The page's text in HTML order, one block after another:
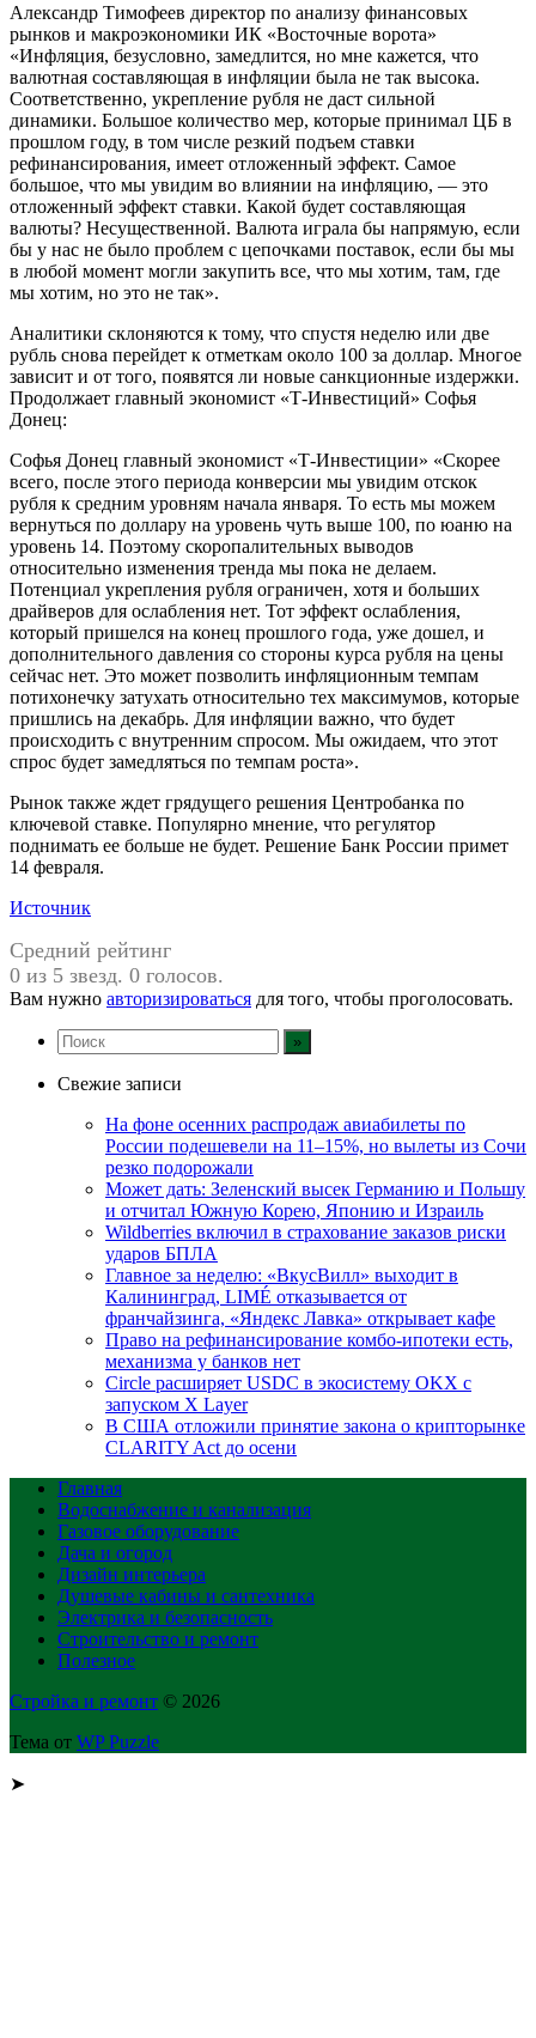
Александр Тимофеев директор по анализу финансовых
рынков и макроэкономики ИК «Восточные ворота»
«Инфляция, безусловно, замедлится, но мне кажется, что
валютная составляющая в инфляции была не так высока.
Соответственно, укрепление рубля не даст сильной
динамики. Большое количество мер, которые принимал ЦБ в
прошлом году, в том числе резкий подъем ставки
рефинансирования, имеет отложенный эффект. Самое
большое, что мы увидим во влиянии на инфляцию, — это
отложенный эффект ставки. Какой будет составляющая
валюты? Несущественной. Валюта играла бы напрямую, если
бы у нас не было проблем с цепочками поставок, если бы мы
в любой момент могли закупить все, что мы хотим, там, где
мы хотим, но это не так».
Аналитики склоняются к тому, что спустя неделю или две
рубль снова перейдет к отметкам около 100 за доллар. Многое
зависит и от того, появятся ли новые санкционные издержки.
Продолжает главный экономист «Т-Инвестиций» Софья
Донец:
Софья Донец главный экономист «Т-Инвестиции» «Скорее
всего, после этого периода конверсии мы увидим отскок
рубля к средним уровням начала января. То есть мы можем
вернуться по доллару на уровень чуть выше 100, по юаню на
уровень 14. Поэтому скоропалительных выводов
относительно изменения тренда мы пока не делаем.
Потенциал укрепления рубля ограничен, хотя и больших
драйверов для ослабления нет. Тот эффект ослабления,
который пришелся на конец прошлого года, уже дошел, и
дополнительного давления со стороны курса рубля на цены
сейчас нет. Это может позволить инфляционным темпам
потихонечку затухать относительно тех максимумов, которые
пришлись на декабрь. Для инфляции важно, что будет
происходить с внутренним спросом. Мы ожидаем, что этот
спрос будет замедляться по темпам роста».
Рынок также ждет грядущего решения Центробанка по
ключевой ставке. Популярно мнение, что регулятор
поднимать ее больше не будет. Решение Банк России примет
14 февраля.
Источник
Средний рейтинг
0 из 5 звезд. 0 голосов.
Вам нужно авторизироваться для того, чтобы проголосовать.
Свежие записи
На фоне осенних распродаж авиабилеты по
России подешевели на 11–15%, но вылеты из Сочи
резко подорожали
Может дать: Зеленский высек Германию и Польшу
и отчитал Южную Корею, Японию и Израиль
Wildberries включил в страхование заказов риски
ударов БПЛА
Главное за неделю: «ВкусВилл» выходит в
Калининград, LIMÉ отказывается от
франчайзинга, «Яндекс Лавка» открывает кафе
Право на рефинансирование комбо-ипотеки есть,
механизма у банков нет
Circle расширяет USDC в экосистему OKX с
запуском X Layer
В США отложили принятие закона о крипторынке
CLARITY Act до осени
Главная
Водоснабжение и канализация
Газовое оборудование
Дача и огород
Дизайн интерьера
Душевые кабины и сантехника
Электрика и безопасность
Строительство и ремонт
Полезное
Стройка и ремонт © 2026
Тема от WP Puzzle
➤